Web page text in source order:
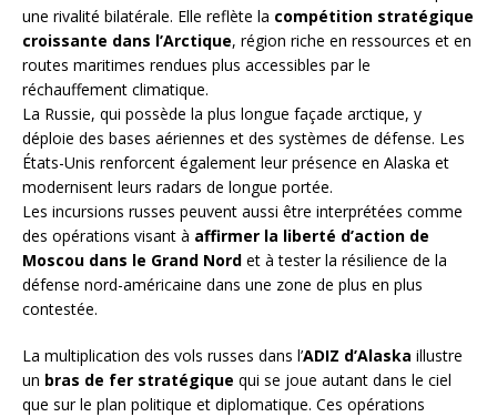
une rivalité bilatérale. Elle reflète la compétition stratégique
croissante dans l’Arctique, région riche en ressources et en
routes maritimes rendues plus accessibles par le
réchauffement climatique.
La Russie, qui possède la plus longue façade arctique, y
déploie des bases aériennes et des systèmes de défense. Les
États-Unis renforcent également leur présence en Alaska et
modernisent leurs radars de longue portée.
Les incursions russes peuvent aussi être interprétées comme
des opérations visant à affirmer la liberté d’action de
Moscou dans le Grand Nord et à tester la résilience de la
défense nord-américaine dans une zone de plus en plus
contestée.
La multiplication des vols russes dans l’ADIZ d’Alaska illustre
un bras de fer stratégique qui se joue autant dans le ciel
que sur le plan politique et diplomatique. Ces opérations